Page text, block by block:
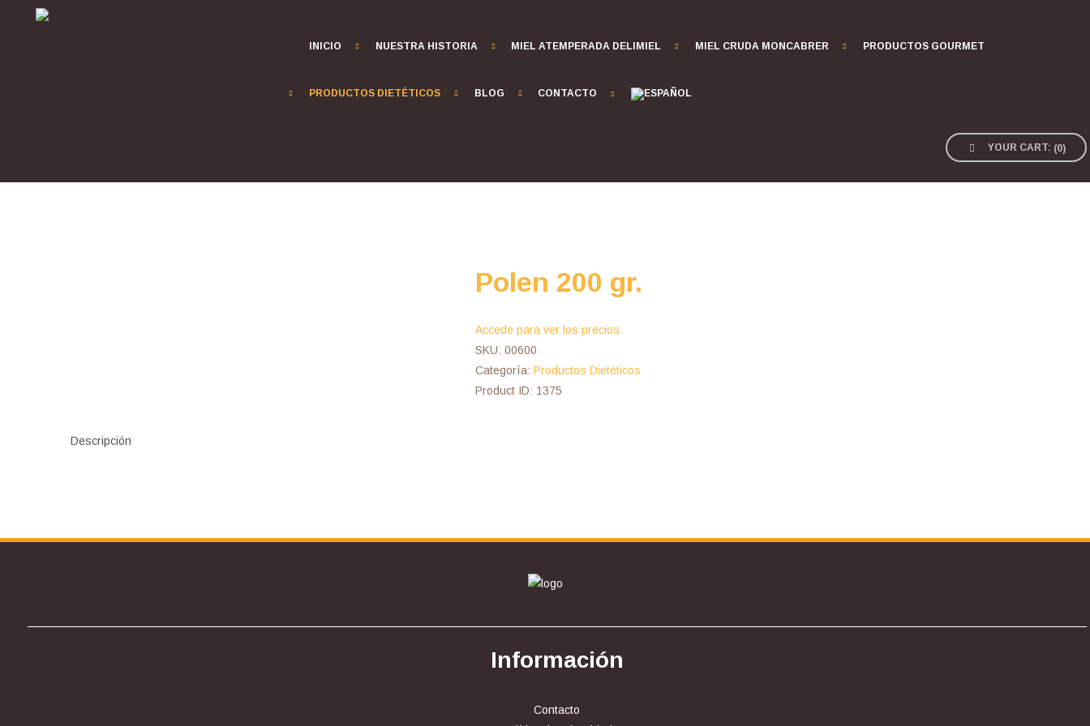
INICIO NUESTRA HISTORIA MIEL ATEMPERADA DELIMIEL MIEL CRUDA MONCABRER PRODUCTOS GOURMET
PRODUCTOS DIETÉTICOS BLOG CONTACTO
YOUR CART: (0)
Polen 200 gr.
Accede para ver los precios
SKU:00600
Categoría:Productos Dietéticos
Product ID: 1375
Descripción
Información
Contacto